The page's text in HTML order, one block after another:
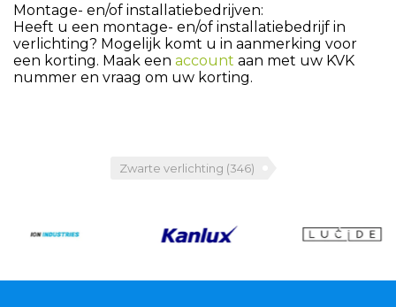
Montage- en/of installatiebedrijven:
Heeft u een montage- en/of installatiebedrijf in
verlichting? Mogelijk komt u in aanmerking voor
een korting. Maak een account aan met uw KVK
nummer en vraag om uw korting.
Zwarte verlichting (346)